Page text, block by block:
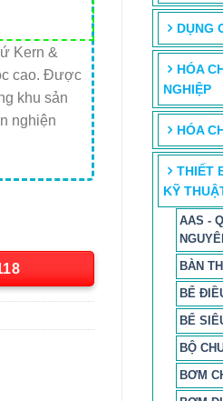
DỤNG
HÓA
NGHIỆP
HÓA
THIẾT
KỸ
AAS -
BÀN
BỂ
BỂ
BỘ
BƠM
Kern &
cao. Được
khu sản
nghiện